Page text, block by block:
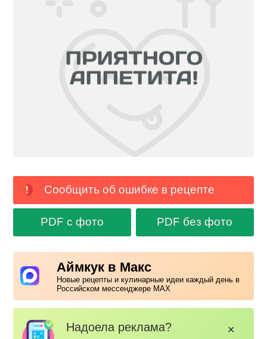
Сообщить об ошибке в рецепте
PDF с фото PDF без фото
Аймкук в Макс
Новые рецепты и кулинарные идеи каждый день в
Российском мессенджере MAX
Надоела реклама? ✕